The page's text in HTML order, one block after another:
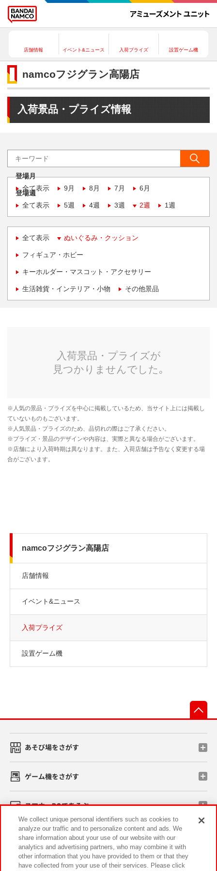
店舗情報 イベント&ニュース 入荷プライズ 設置ゲーム機
namcoフジグラン高陽店
入荷景品・プライズ情報
登場月
全て表示
9月 8月 7月 6月
登場週
全て表示
5週 4週 3週 2週 1週
全て表示 ぬいぐるみ・クッション
フィギュア・ホビー
キーホルダー・マスコット・アクセサリー
生活雑貨・インテリア・小物 その他景品
namcoフジグラン高陽店
店舗情報
イベント&ニュース
入荷プライズ
設置ゲーム機
あそび場をさがす
ゲーム機をさがす
スマホ・PCであそぶ
イベント・キャンペーン
We collect unique personal identifiers such as cookies to
analyze our traffic and to personalize content and ads. We
share information about your use of our website with our
analytics and advertising partners, who may combine it with
other information that you have provided to them or that they
have collected from your use of their services. Please click